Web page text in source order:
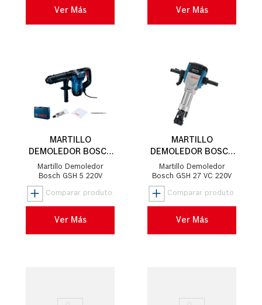
Ver Más Ver Más
MARTILLO
DEMOLEDOR BOSCH
GSH 5 1100W
Martillo Demoledor
Bosch GSH 5 220V
Ver Más
MARTILLO
DEMOLEDOR BOSCH
GSH 27 VC 62J EPTA
2000W
Martillo Demoledor
Bosch GSH 27 VC 220V
Ver Más